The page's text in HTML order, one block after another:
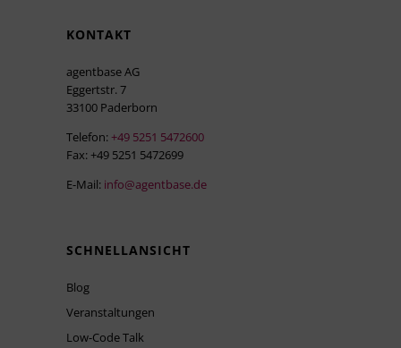
KONTAKT
agentbase AG
Eggertstr. 7
33100 Paderborn
Telefon: +49 5251 5472600
Fax: +49 5251 5472699
E-Mail: info@agentbase.de
SCHNELLANSICHT
Blog
Veranstaltungen
Low-Code Talk